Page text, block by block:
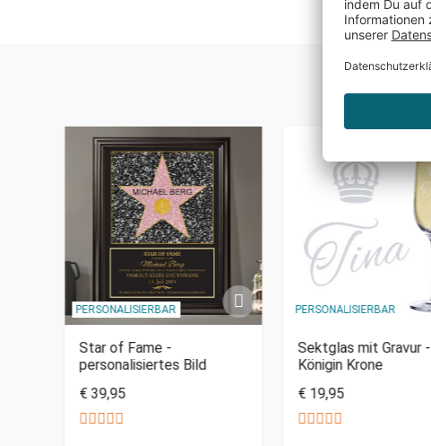
PERSONALISIERBAR
Star of Fame -
personalisiertes Bild
€ 39,95
PERSONALISIERBAR
Sektglas mit Gravur -
Königin Krone
€ 19,95